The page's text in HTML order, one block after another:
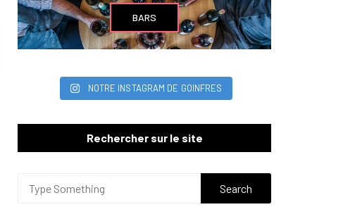
BARS
NOTRE INSTAGRAM DE GOINFRES
Rechercher sur le site